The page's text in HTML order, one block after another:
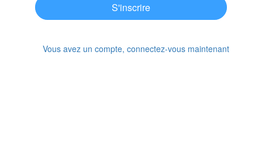
S'inscrire
Vous avez un compte, connectez-vous maintenant